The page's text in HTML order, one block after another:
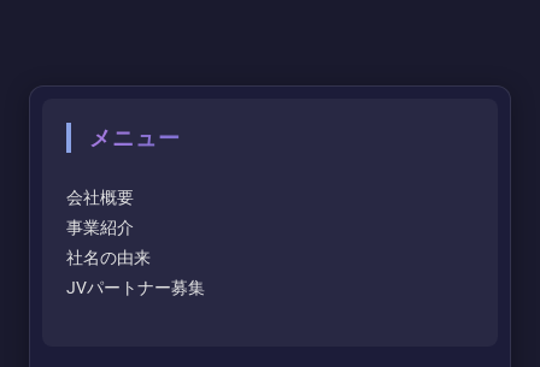
メニュー
会社概要
事業紹介
社名の由来
JVパートナー募集